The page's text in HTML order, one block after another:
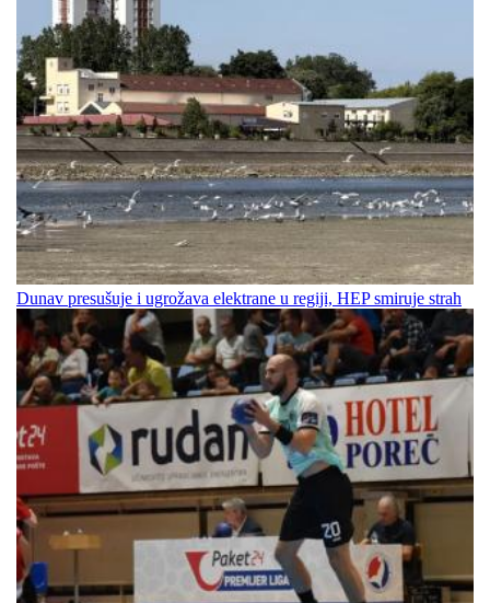
Dunav presušuje i ugrožava elektrane u regiji, HEP smiruje strah